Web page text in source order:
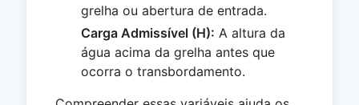
grelha ou abertura de entrada.
Carga Admissível (H): A altura da
água acima da grelha antes que
ocorra o transbordamento.